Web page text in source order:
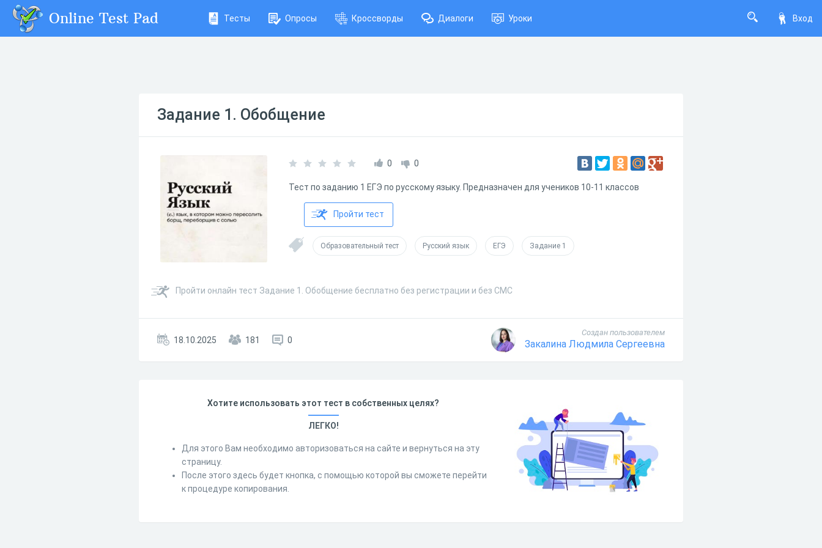
Вход
Online Test Pad Тесты Опросы Кроссворды Диалоги Уроки
Задание 1. Обобщение
0 0
Тест по заданию 1 ЕГЭ по русскому языку. Предназначен для учеников 10-11 классов
Пройти тест
Образовательный тест Русский язык ЕГЭ Задание 1
Пройти онлайн тест Задание 1. Обобщение бесплатно без регистрации и без СМС
18.10.2025 181 0
Создан пользователем
Закалина Людмила Сергеевна
Хотите использовать этот тест в собственных целях?
ЛЕГКО!
Для этого Вам необходимо авторизоваться на сайте и вернуться на эту
страницу.
После этого здесь будет кнопка, с помощью которой вы сможете перейти
к процедуре копирования.